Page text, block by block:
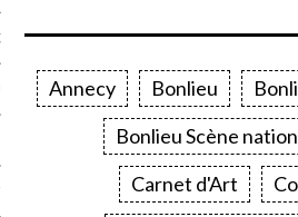
Annecy Bonlieu
Bonlieu Scène
Carnet d'Art